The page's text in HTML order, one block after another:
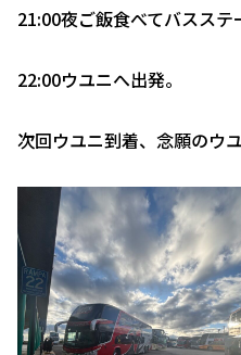
21:00夜ご飯食べてバスステ
22:00ウユニへ出発。
次回ウユニ到着、念願のウ